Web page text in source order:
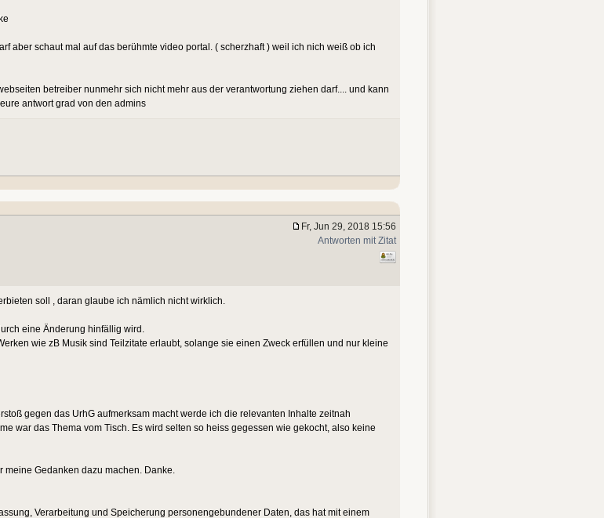
aber schaut mal auf das berühmte video portal. ( scherzhaft ) weil ich nich weiß ob ich
betreiber nunmehr sich nicht mehr aus der verantwortung ziehen darf.... und kann
antwort grad von den admins
Fr, Jun 29, 2018 15:56
Antworten mit Zitat
soll , daran glaube ich nämlich nicht wirklich.
eine Änderung hinfällig wird.
wie zB Musik sind Teilzitate erlaubt, solange sie einen Zweck erfüllen und nur kleine
gegen das UrhG aufmerksam macht werde ich die relevanten Inhalte zeitnah
war das Thema vom Tisch. Es wird selten so heiss gegessen wie gekocht, also keine
Gedanken dazu machen. Danke.
Verarbeitung und Speicherung personengebundener Daten, das hat mit einem